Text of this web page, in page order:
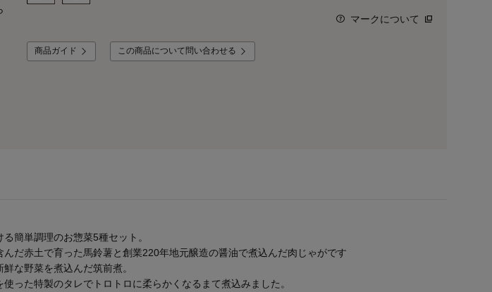
マークについて
商品ガイド この商品について問い合わせる
簡単調理のお惣菜5種セット。
だ赤土で育った馬鈴薯と創業220年地元醸造の醤油で煮込んだ肉じゃがです
な野菜を煮込んだ筑前煮。
った特製のタレでトロトロに柔らかくなるまて煮込みました。